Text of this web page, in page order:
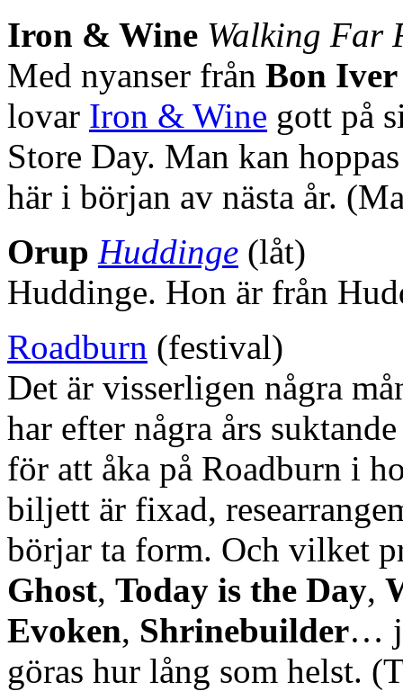
Iron & Wine Walking Far
Med nyanser från Bon Iver
lovar Iron & Wine gott på
Store Day. Man kan
här i början av nästa år.
Orup Huddinge (låt)
Huddinge. Hon är från
Roadburn (festival)
Det är visserligen några
har efter några års
för att åka på Roadburn i
biljett är fixad,
börjar ta form. Och vilket
Ghost, Today is the Day,
Evoken, Shrinebuilder…
göras hur lång som helst.